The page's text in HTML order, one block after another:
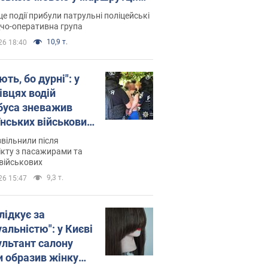
склала адмінпротокол.
події прибули патрульні поліцейські
оперативна група
18:40 10,9 т.
бо дурні": у
водій
зневажив
військових
Відео
після
з пасажирами та
15:47 9,3 т.
за
у Києві
салону
образив жінку